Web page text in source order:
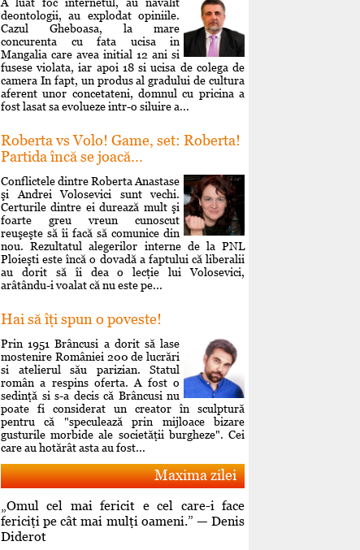
deontologii, au explodat opiniile.
Cazul Gheboasa, la mare
concurenta cu fata ucisa in
Mangalia care avea initial 12 ani si
fusese violata, iar apoi 18 si ucisa de colega de
camera In fapt, un produs al gradului de cultura
aferent unor concetateni, domnul cu pricina a
fost lasat sa evolueze intr-o siluire a...
Roberta vs Volo! Game, set: Roberta!
Partida încă se joacă...
Conflictele dintre Roberta Anastase
şi Andrei Volosevici sunt vechi.
Certurile dintre ei durează mult şi
foarte greu vreun cunoscut
reuşeşte să îi facă să comunice din
nou. Rezultatul alegerilor interne de la PNL
Ploieşti este încă o dovadă a faptului că liberalii
au dorit să îi dea o lecţie lui Volosevici,
arâtându-i voalat că nu este pe...
Hai să îţi spun o poveste!
Prin 1951 Brâncusi a dorit să lase
mostenire României 200 de lucrări
si atelierul său parizian. Statul
român a respins oferta. A fost o
sedinţă si s-a decis că Brâncusi nu
poate fi considerat un creator în sculptură
pentru că "speculează prin mijloace bizare
gusturile morbide ale societăţii burgheze". Cei
care au hotărât asta au fost...
Maxima zilei
„Omul cel mai fericit e cel care-i face
fericiţi pe cât mai mulţi oameni.” — Denis
Diderot